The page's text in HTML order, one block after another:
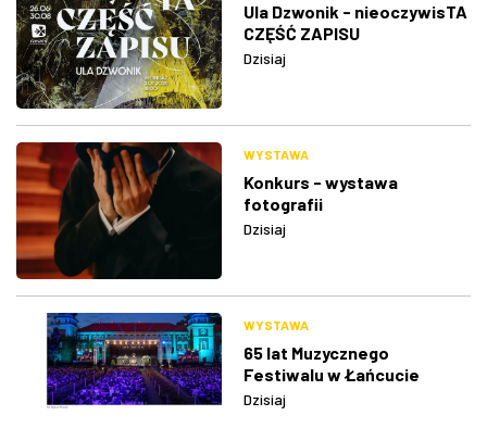
Ula Dzwonik - nieoczywisTA
CZĘŚĆ ZAPISU
Dzisiaj
WYSTAWA
Konkurs - wystawa
fotografii
Dzisiaj
WYSTAWA
65 lat Muzycznego
Festiwalu w Łańcucie
Dzisiaj